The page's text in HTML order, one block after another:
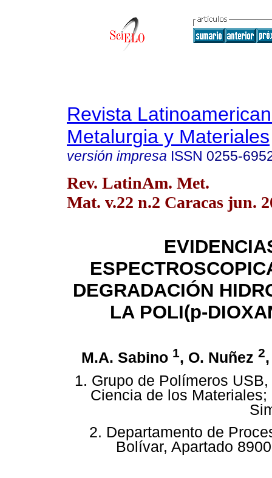
Revista
Metalurgia y Materiales
versión impresa ISSN 0255-
Rev. LatinAm. Met.
Mat. v.22 n.2 Caracas jun.
DEGRADACIÓN
LA POLI(p-
M.A. Sabino 1, O. Nuñez 2
1. Grupo de Polímeros
Ciencia de los
2. Departamento de
Bolívar, Apartado